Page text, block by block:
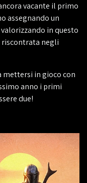
vacante il primo
assegnando un
in questo
negli
mettersi in gioco con
anno i primi
due!